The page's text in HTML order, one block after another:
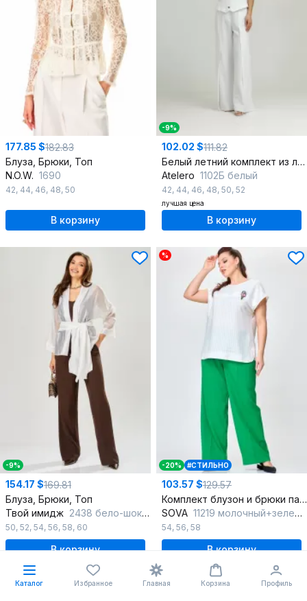
177.85 $182.83
Блуза, Брюки, Топ
N.O.W. 1690
42, 44, 46, 48, 50
В корзину
-9%
102.02 $111.82
Белый летний комплект из льна с брюками и жилетом
Atelero 1102Б белый
42, 44, 46, 48, 50, 52
лучшая цена
В корзину
-9%
154.17 $169.81
Блуза, Брюки, Топ
Твой имидж 2438 бело-шоколадный
50, 52, 54, 56, 58, 60
В корзину
%
-20% #СТИЛЬНО
103.57 $129.57
Комплект блузон и брюки палаццо из хлопка и текстиля
SOVA 11219 молочный+зеленый
54, 56, 58
В корзину
Каталог Избранное Главная Корзина Профиль